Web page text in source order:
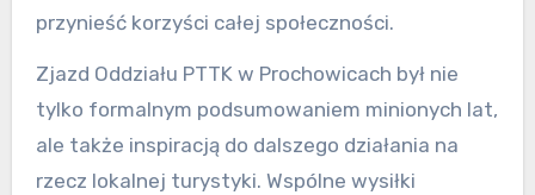
przynieść korzyści całej społeczności.
Zjazd Oddziału PTTK w Prochowicach był nie
tylko formalnym podsumowaniem minionych lat,
ale także inspiracją do dalszego działania na
rzecz lokalnej turystyki. Wspólne wysiłki